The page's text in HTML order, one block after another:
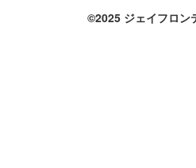
©2025 ジェイフロン